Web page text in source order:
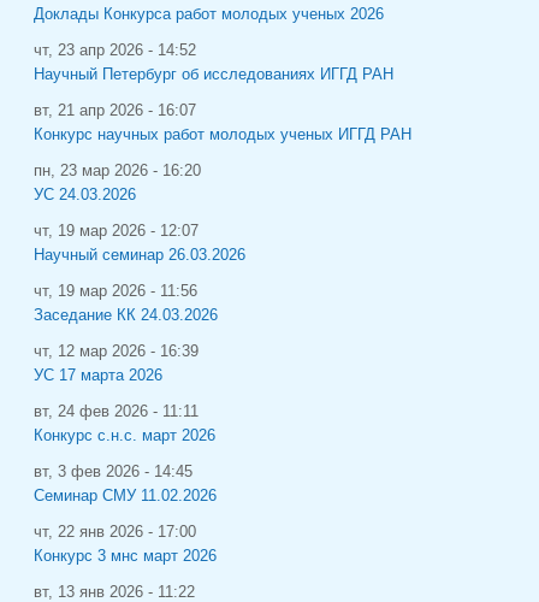
Доклады Конкурса работ молодых ученых 2026
чт, 23 апр 2026 - 14:52
Научный Петербург об исследованиях ИГГД РАН
вт, 21 апр 2026 - 16:07
Конкурс научных работ молодых ученых ИГГД РАН
пн, 23 мар 2026 - 16:20
УС 24.03.2026
чт, 19 мар 2026 - 12:07
Научный семинар 26.03.2026
чт, 19 мар 2026 - 11:56
Заседание КК 24.03.2026
чт, 12 мар 2026 - 16:39
УС 17 марта 2026
вт, 24 фев 2026 - 11:11
Конкурс с.н.с. март 2026
вт, 3 фев 2026 - 14:45
Семинар СМУ 11.02.2026
чт, 22 янв 2026 - 17:00
Конкурс 3 мнс март 2026
вт, 13 янв 2026 - 11:22